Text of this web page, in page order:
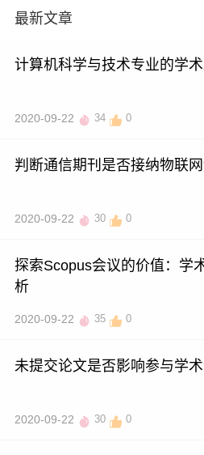
最新文章
计算机科学与技术专业的学
2020-09-22 34 0
判断通信期刊是否接纳物联
2020-09-22 30 0
探索Scopus会议的价值：学
析
2020-09-22 35 0
未提交论文是否影响参与学
2020-09-22 30 0